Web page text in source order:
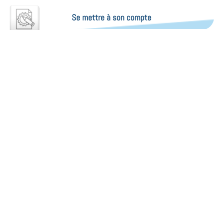
Se mettre à son compte